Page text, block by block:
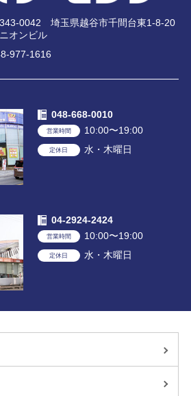
0042 埼玉県越谷市千間台東1-8-20
オンビル
977-1616
048-668-0010
営業時間 10:00〜19:00
定休日 水・木曜日
04-2924-2424
営業時間 10:00〜19:00
定休日 水・木曜日